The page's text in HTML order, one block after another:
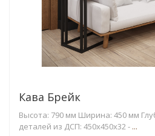
Кава Брейк
Высота: 790 мм Ширина: 450 мм
деталей из ДСП: 450х450x32 - ...